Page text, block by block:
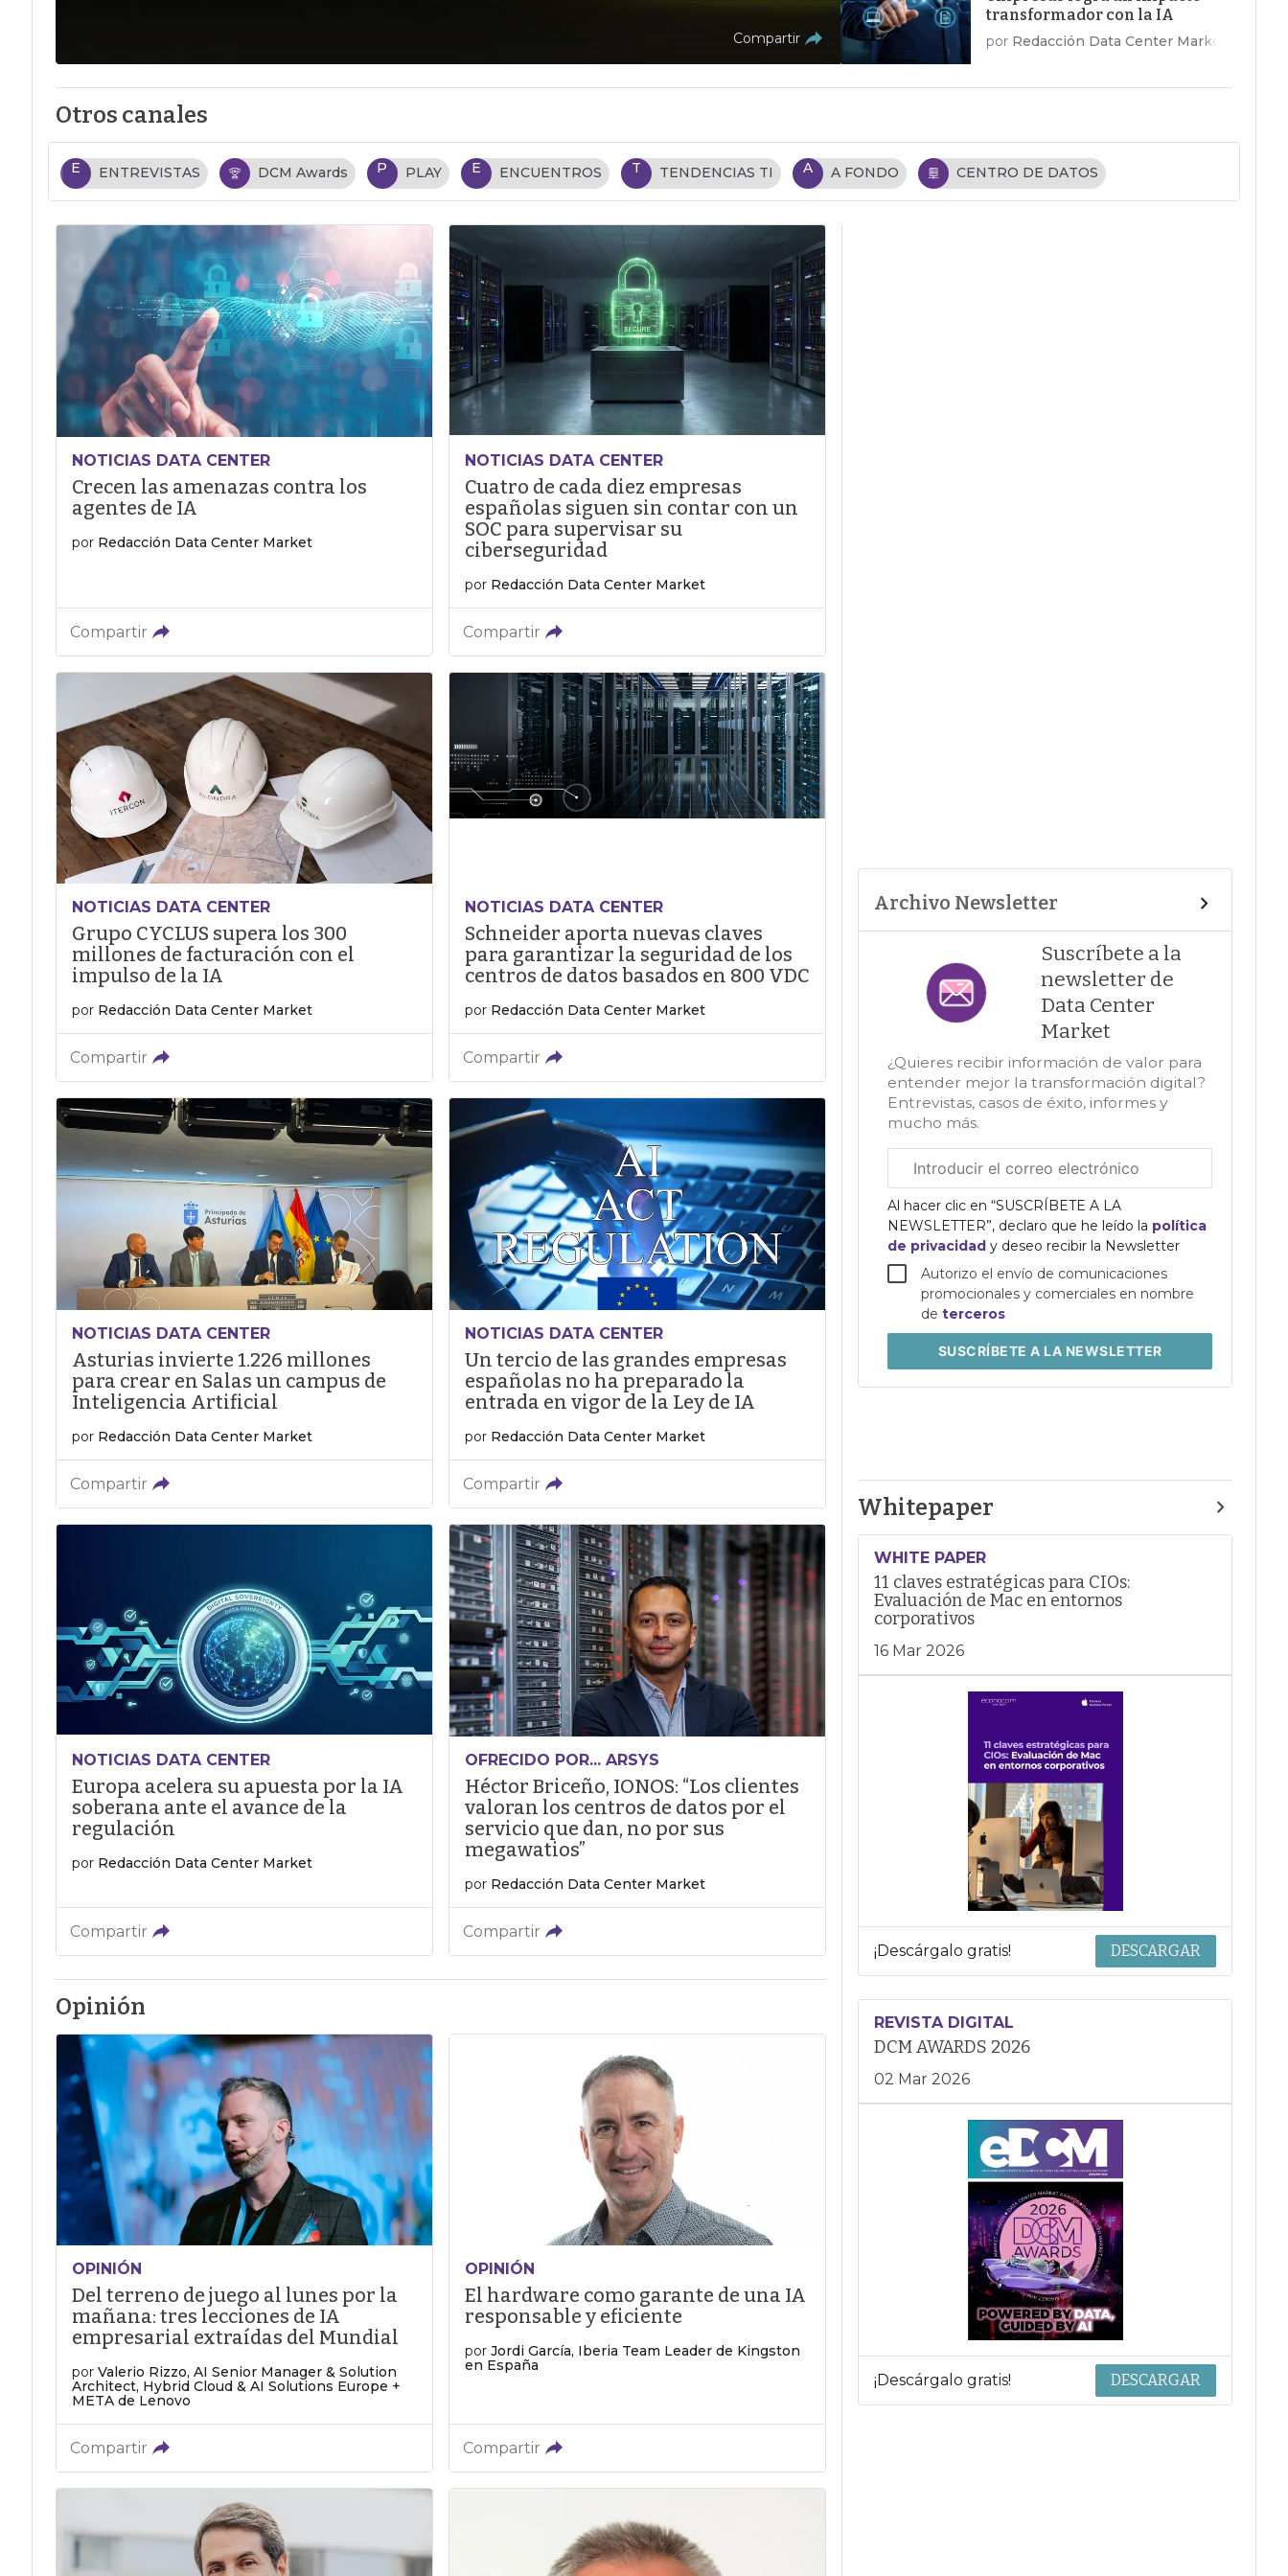
Compartir
transformador con la IA
por Redacción Data Center Market
Otros canales
E ENTREVISTAS DCM Awards P PLAY E ENCUENTROS T TENDENCIAS TI A A FONDO CENTRO DE DATOS
NOTICIAS DATA CENTER
Crecen las amenazas contra los
agentes de IA
por Redacción Data Center Market
Compartir
NOTICIAS DATA CENTER
Cuatro de cada diez empresas
españolas siguen sin contar con un
SOC para supervisar su
ciberseguridad
por Redacción Data Center Market
Compartir
NOTICIAS DATA CENTER
Grupo CYCLUS supera los 300
millones de facturación con el
impulso de la IA
por Redacción Data Center Market
Compartir
NOTICIAS DATA CENTER
Schneider aporta nuevas claves
para garantizar la seguridad de los
centros de datos basados en 800 VDC
por Redacción Data Center Market
Compartir
NOTICIAS DATA CENTER
Asturias invierte 1.226 millones
para crear en Salas un campus de
Inteligencia Artificial
por Redacción Data Center Market
Compartir
NOTICIAS DATA CENTER
Un tercio de las grandes empresas
españolas no ha preparado la
entrada en vigor de la Ley de IA
por Redacción Data Center Market
Compartir
NOTICIAS DATA CENTER
Europa acelera su apuesta por la IA
soberana ante el avance de la
regulación
por Redacción Data Center Market
Compartir
OFRECIDO POR... ARSYS
Héctor Briceño, IONOS: “Los clientes
valoran los centros de datos por el
servicio que dan, no por sus
megawatios”
por Redacción Data Center Market
Compartir
Opinión
OPINIÓN
Del terreno de juego al lunes por la
mañana: tres lecciones de IA
empresarial extraídas del Mundial
por Valerio Rizzo, AI Senior Manager & Solution
Architect, Hybrid Cloud & AI Solutions Europe +
META de Lenovo
Compartir
OPINIÓN
El hardware como garante de una IA
responsable y eficiente
por Jordi García, Iberia Team Leader de Kingston
en España
Compartir
Archivo Newsletter
Suscríbete a la
newsletter de
Data Center
Market
¿Quieres recibir información de valor para
entender mejor la transformación digital?
Entrevistas, casos de éxito, informes y
mucho más.
electrónico
corporativo
Al hacer clic en “SUSCRÍBETE A LA
NEWSLETTER”, declaro que he leído la política
de privacidady deseo recibir la Newsletter
Autorizo el envío de comunicaciones
promocionales y comerciales en nombre
deterceros
SUSCRÍBETEA LA NEWSLETTER
Whitepaper
WHITE PAPER
11 claves estratégicas para CIOs:
Evaluación de Mac en entornos
corporativos
16 Mar 2026
¡Descárgalo gratis! DESCARGAR
REVISTA DIGITAL
DCM AWARDS 2026
02 Mar 2026
¡Descárgalo gratis! DESCARGAR